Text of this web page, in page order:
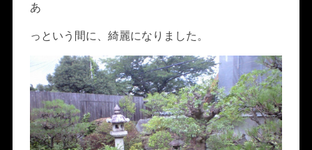
あ
っという間に、綺麗になりました。